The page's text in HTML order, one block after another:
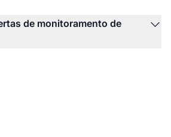
de monitoramento de